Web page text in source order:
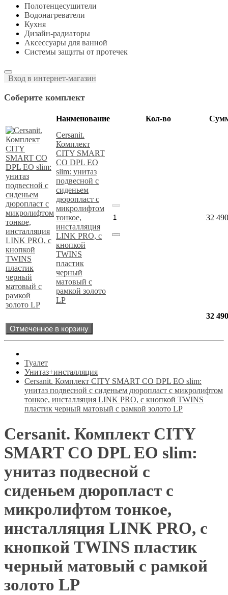
Полотенцесушители
Водонагреватели
Кухня
Дизайн-радиаторы
Аксессуары для ванной
Системы защиты от протечек
Вход в интернет-магазин
Соберите комплект
Наименование Кол-во
Cersanit.
Комплект
CITY SMART
CO DPL EO
slim: унитаз
подвесной с
сиденьем
дюропласт с
микролифтом
тонкое,
инсталляция
LINK PRO, с
кнопкой
TWINS
пластик
черный
матовый с
рамкой золото
LP
32 490
32 490
Отмеченное в корзину
Туалет
Унитаз+инсталляция
Cersanit. Комплект CITY SMART CO DPL EO slim:
унитаз подвесной с сиденьем дюропласт с микролифтом
тонкое, инсталляция LINK PRO, с кнопкой TWINS
пластик черный матовый с рамкой золото LP
Cersanit. Комплект CITY
SMART CO DPL EO slim:
унитаз подвесной с
сиденьем дюропласт с
микролифтом тонкое,
инсталляция LINK PRO, с
кнопкой TWINS пластик
черный матовый с рамкой
золото LP